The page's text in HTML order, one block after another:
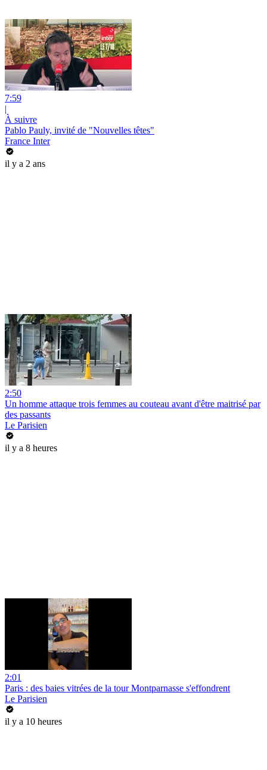
7:59
|
À suivre
Pablo Pauly, invité de "Nouvelles têtes"
France Inter
il y a 2 ans
2:50
Un homme attaque trois femmes au couteau avant d'être maitrisé par
des passants
Le Parisien
il y a 8 heures
2:01
Paris : des baies vitrées de la tour Montparnasse s'effondrent
Le Parisien
il y a 10 heures